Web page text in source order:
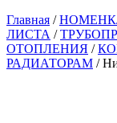
Главная /
ЛИСТА /
ОТОПЛЕНИЯ /
РАДИАТОРАМ /